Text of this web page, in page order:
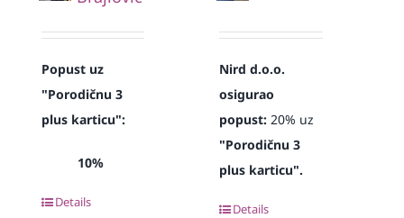
Popust uz
"Porodičnu 3
plus karticu":
10%
Details
Nird d.o.o.
osigurao
popust: 20% uz
"Porodičnu 3
plus karticu".
Details